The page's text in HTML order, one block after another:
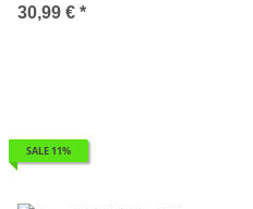
30,99 € *
SALE 11%